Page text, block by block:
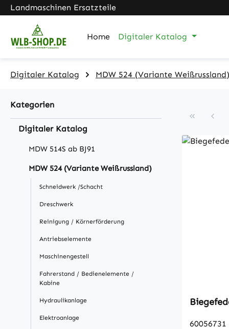
Hauptinhalt springen
Zur Suche springen
Zur Hauptnavigation springen
Landmaschinen Ersatzteile
Home Digitaler Katalog
Digitaler Katalog MDW 524 (Variante Weißrussland)
Kategorien
Digitaler Katalog
MDW 514S ab BJ91
MDW 524 (Variante Weißrussland)
Schneidwerk /Schacht
Dreschwerk
Reinigung / Körnerförderung
Antriebselemente
Maschinengestell
Fahrerstand / Bedienelemente /
Kabine
Hydraulikanlage
Elektroanlage
60056731